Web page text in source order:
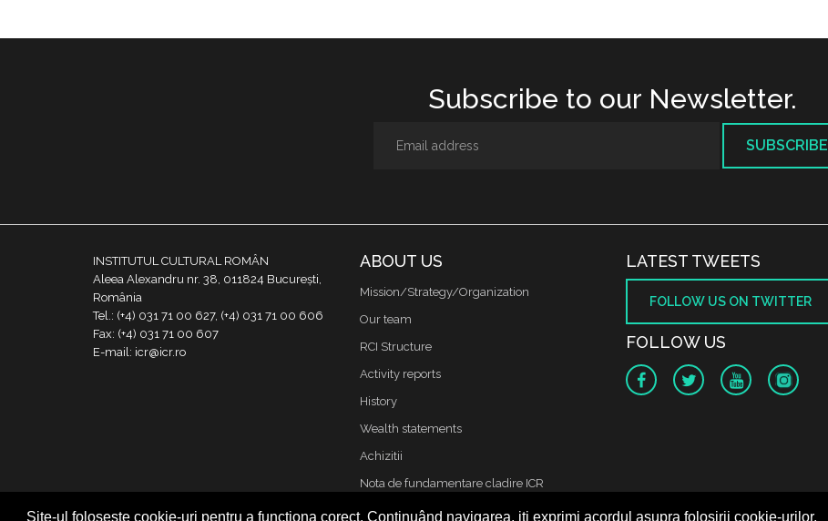
Site-ul folosește cookie-uri pentru a funcționa corect. Continuând navigarea, iți exprimi acordul asupra folosirii cookie-urilor.
Subscribe to our Newsletter.
SUBSCRIBE
INSTITUTUL CULTURAL ROMÂN
Aleea Alexandru nr. 38, 011824 București,
România
Tel.: (+4) 031 71 00 627, (+4) 031 71 00 606
Fax: (+4) 031 71 00 607
E-mail: icr@icr.ro
ABOUT US
Mission/Strategy/Organization
Our team
RCI Structure
Activity reports
History
Wealth statements
Achizitii
Nota de fundamentare cladire ICR
Contact
LATEST TWEETS
FOLLOW US ON TWITTER
FOLLOW US